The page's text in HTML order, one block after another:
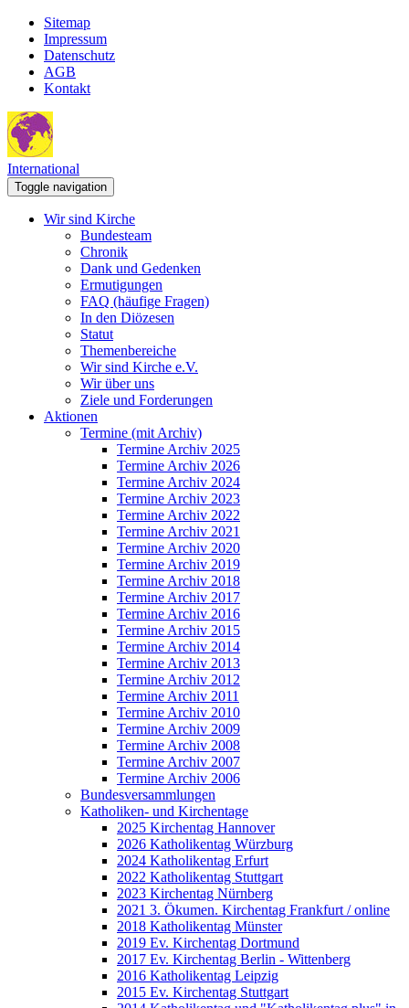
Sitemap
Impressum
Datenschutz
AGB
Kontakt
International
Toggle navigation
Wir sind Kirche
Bundesteam
Chronik
Dank und Gedenken
Ermutigungen
FAQ (häufige Fragen)
In den Diözesen
Statut
Themenbereiche
Wir sind Kirche e.V.
Wir über uns
Ziele und Forderungen
Aktionen
Termine (mit Archiv)
Termine Archiv 2025
Termine Archiv 2026
Termine Archiv 2024
Termine Archiv 2023
Termine Archiv 2022
Termine Archiv 2021
Termine Archiv 2020
Termine Archiv 2019
Termine Archiv 2018
Termine Archiv 2017
Termine Archiv 2016
Termine Archiv 2015
Termine Archiv 2014
Termine Archiv 2013
Termine Archiv 2012
Termine Archiv 2011
Termine Archiv 2010
Termine Archiv 2009
Termine Archiv 2008
Termine Archiv 2007
Termine Archiv 2006
Bundesversammlungen
Katholiken- und Kirchentage
2025 Kirchentag Hannover
2026 Katholikentag Würzburg
2024 Katholikentag Erfurt
2022 Katholikentag Stuttgart
2023 Kirchentag Nürnberg
2021 3. Ökumen. Kirchentag Frankfurt / online
2018 Katholikentag Münster
2019 Ev. Kirchentag Dortmund
2017 Ev. Kirchentag Berlin - Wittenberg
2016 Katholikentag Leipzig
2015 Ev. Kirchentag Stuttgart